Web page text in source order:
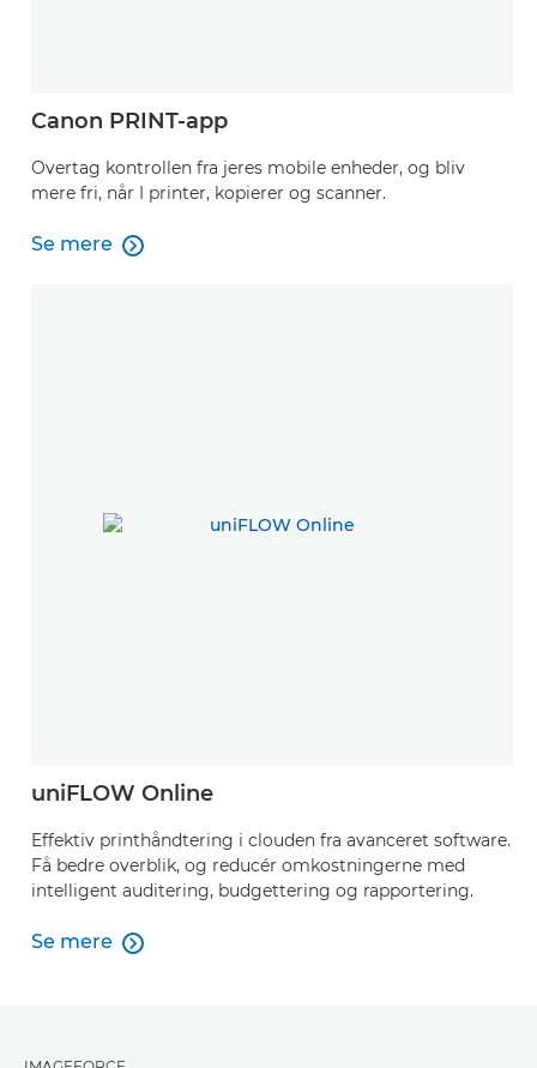
Canon PRINT-app
Overtag kontrollen fra jeres mobile enheder, og bliv
mere fri, når I printer, kopierer og scanner.
Se mere
Se mere

uniFLOW Online
Effektiv printhåndtering i clouden fra avanceret software.
Få bedre overblik, og reducér omkostningerne med
intelligent auditering, budgettering og rapportering.
Se mere
Se mere
